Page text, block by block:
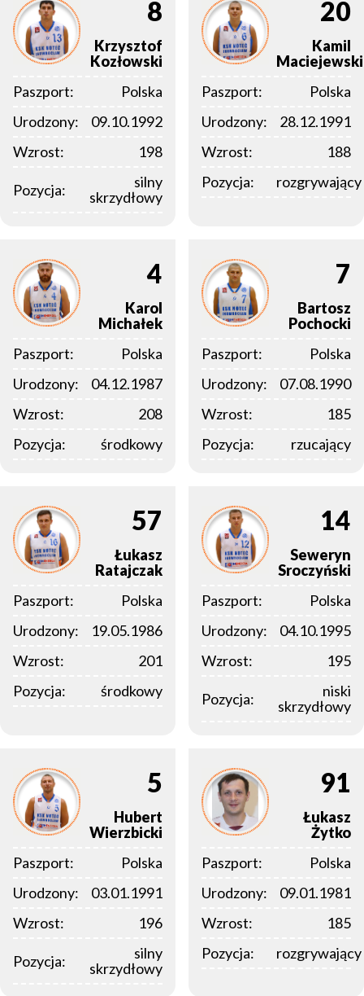
8
Krzysztof
Kozłowski
Paszport:
Polska
Urodzony:
09.10.1992
Wzrost:
198
Pozycja:
silny
skrzydłowy
20
Kamil
Maciejewski
Paszport:
Polska
Urodzony:
28.12.1991
Wzrost:
188
Pozycja:
rozgrywający
4
Karol
Michałek
Paszport:
Polska
Urodzony:
04.12.1987
Wzrost:
208
Pozycja:
środkowy
7
Bartosz
Pochocki
Paszport:
Polska
Urodzony:
07.08.1990
Wzrost:
185
Pozycja:
rzucający
57
Łukasz
Ratajczak
Paszport:
Polska
Urodzony:
19.05.1986
Wzrost:
201
Pozycja:
środkowy
14
Seweryn
Sroczyński
Paszport:
Polska
Urodzony:
04.10.1995
Wzrost:
195
Pozycja:
niski
skrzydłowy
5
Hubert
Wierzbicki
Paszport:
Polska
Urodzony:
03.01.1991
Wzrost:
196
Pozycja:
silny
skrzydłowy
91
Łukasz
Żytko
Paszport:
Polska
Urodzony:
09.01.1981
Wzrost:
185
Pozycja:
rozgrywający